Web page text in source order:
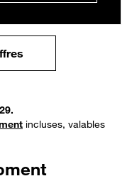
incluses, valables